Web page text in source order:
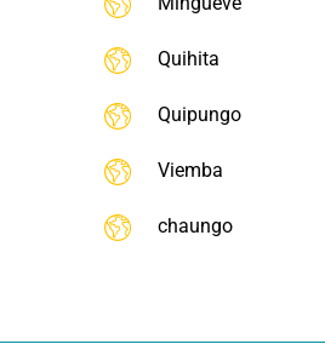
Quihita
Quipungo
Viemba
chaungo